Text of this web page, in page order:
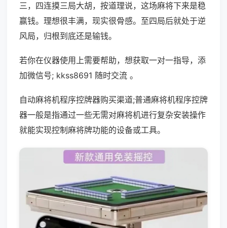
三，四连摸三局大胡，按道理说，这场麻将下来是稳
赢钱。理想很丰满，现实很骨感。至四局后就处于逆
风局，归根到底还是输钱。
若你在仪器使用上需要帮助，想获取一对一指导，添
加微信号; kkss8691 随时交流 。
自动麻将机程序控牌器购买渠道;普通麻将机程序控牌
器一般是指通过一些无需对麻将机进行复杂安装操作
就能实现控制麻将牌功能的设备或工具。